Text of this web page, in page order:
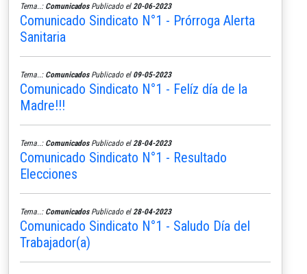
Tema..: ComunicadosPublicado el 20-06-2023
Comunicado Sindicato N°1 - Prórroga Alerta
Sanitaria
Tema..: ComunicadosPublicado el 09-05-2023
Comunicado Sindicato N°1 - Felíz día de la
Madre!!!
Tema..: ComunicadosPublicado el 28-04-2023
Comunicado Sindicato N°1 - Resultado
Elecciones
Tema..: ComunicadosPublicado el 28-04-2023
Comunicado Sindicato N°1 - Saludo Día del
Trabajador(a)